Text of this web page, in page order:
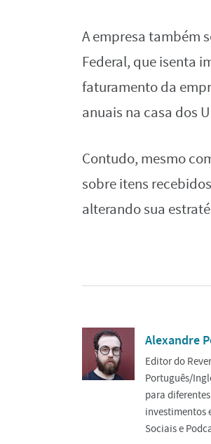
A empresa também
Federal, que isenta
faturamento da
anuais na casa dos
Contudo, mesmo
sobre itens
alterando sua
Alexandre
Editor do
Português/
para
investimentos
Sociais e